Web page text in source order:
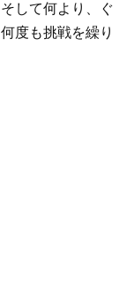
して何より、ぐ
度も挑戦を繰り